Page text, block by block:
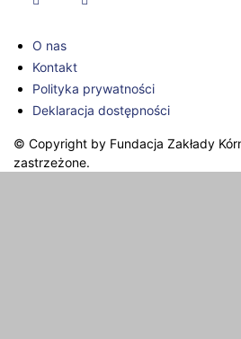
O nas
Kontakt
Polityka prywatności
Deklaracja dostępności
© Copyright by Fundacja Zakłady
zastrzeżone.